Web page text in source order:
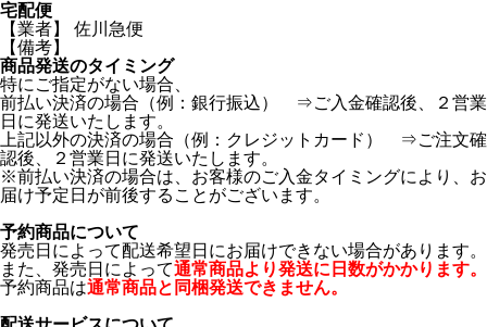
宅配便
【業者】 佐川急便
【備考】
商品発送のタイミング
特にご指定がない場合、
前払い決済の場合（例：銀行振込） ⇒ご入金確認後、２営業
日に発送いたします。
上記以外の決済の場合（例：クレジットカード） ⇒ご注文確
認後、２営業日に発送いたします。
※前払い決済の場合は、お客様のご入金タイミングにより、お
届け予定日が前後することがございます。
予約商品について
発売日によって配送希望日にお届けできない場合があります。
また、発売日によって通常商品より発送に日数がかかります。
予約商品は通常商品と同梱発送できません。